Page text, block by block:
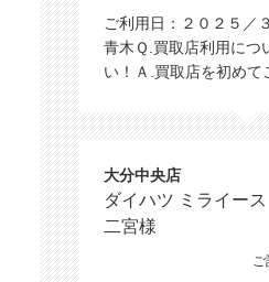
ご利用日：２０２５／
青木Ｑ.買取店利用につ
い！Ａ.買取店を初め
大分中央店
ダイハツ ミライース
二宮様